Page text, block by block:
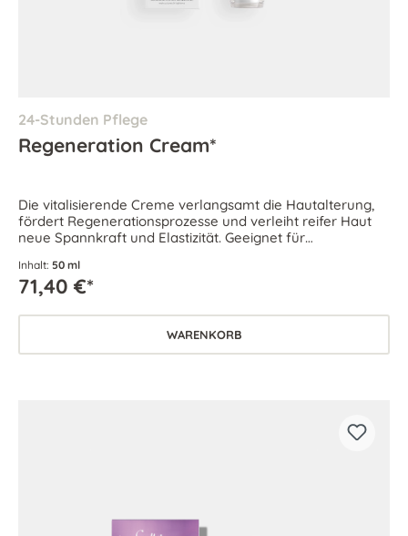
24-Stunden Pflege
Regeneration Cream*
Die vitalisierende Creme verlangsamt die Hautalterung,
fördert Regenerationsprozesse und verleiht reifer Haut
neue Spannkraft und Elastizität. Geeignet für
Inhalt: 50 ml
71,40 €*
WARENKORB